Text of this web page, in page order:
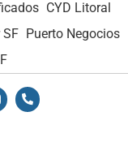
CYD Litoral
Puerto Negocios